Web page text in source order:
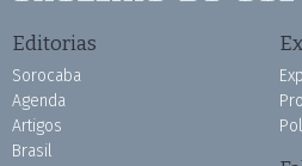
Editorias
Sorocaba
Agenda
Artigos
Brasil